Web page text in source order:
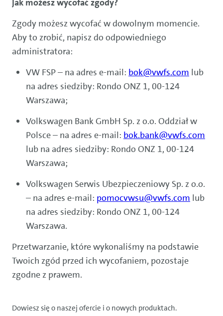
Jak możesz wycofać zgody?
Zgody możesz wycofać w dowolnym momencie.
Aby to zrobić, napisz do odpowiedniego
administratora:
VW FSP – na adres e-mail: bok@vwfs.com lub
na adres siedziby: Rondo ONZ 1, 00-124
Warszawa;
Volkswagen Bank GmbH Sp. z o.o. Oddział w
Polsce – na adres e-mail: bok.bank@vwfs.com
lub na adres siedziby: Rondo ONZ 1, 00-124
Warszawa;
Volkswagen Serwis Ubezpieczeniowy Sp. z o.o.
– na adres e-mail: pomocvwsu@vwfs.com lub
na adres siedziby: Rondo ONZ 1, 00-124
Warszawa.
Przetwarzanie, które wykonaliśmy na podstawie
Twoich zgód przed ich wycofaniem, pozostaje
zgodne z prawem.
Zgoda
Dowiesz się o naszej ofercie i o nowych produktach.